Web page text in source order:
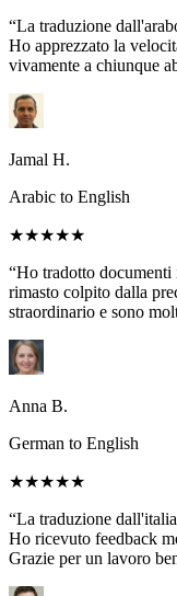
“La traduzione
Ho apprezzato la
vivamente a chiunque
Jamal H.
Arabic to English
★★★★★
“Ho tradotto documenti
rimasto colpito dalla
straordinario e sono
Anna B.
German to English
★★★★★
“La traduzione
Ho ricevuto feedback
Grazie per un lavoro